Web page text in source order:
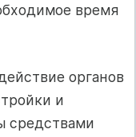
время
органов
и
средствами